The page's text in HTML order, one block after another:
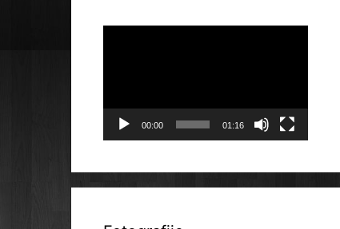
00:00 01:16